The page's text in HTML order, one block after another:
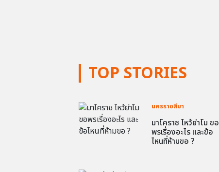
TOP STORIES
นครราชสีมา
มาโคราช ไหว้ย่าโม ขอ
พรเรื่องอะไร และข้อ
ไหนที่ห้ามขอ ?